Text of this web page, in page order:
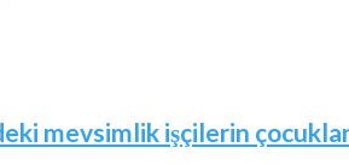
mevsimlik işçilerin